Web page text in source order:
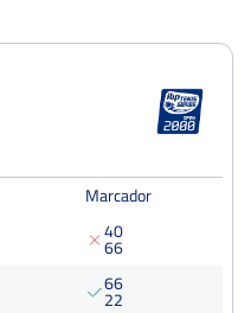
8
62
Marcador
4
6
0
6
6
2
6
2